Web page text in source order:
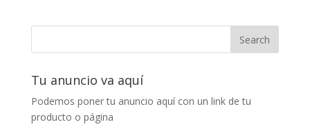
Tu anuncio va aquí
Podemos poner tu anuncio aquí con un link de tu
producto o página